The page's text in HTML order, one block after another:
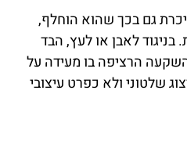
גם בכך שהוא הוחלף,
בניגוד לאבן או לעץ, הבד
הרציפה בו מעידה על
שלטוני ולא כפרט עיצובי